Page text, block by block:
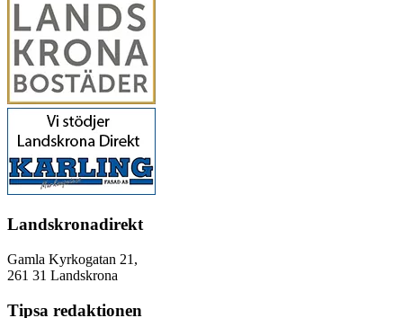
Landskronadirekt
Gamla Kyrkogatan 21,
261 31 Landskrona
Tipsa redaktionen